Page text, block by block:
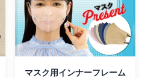
マスク用インナーフレーム